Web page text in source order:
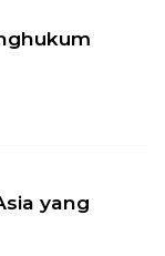
yang